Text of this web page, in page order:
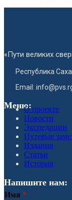
«Пути великих
Республика
Email:
Меню:О проекте
Новости
Экспедиции
Путевые
Издания
Статьи
История
Напишите нам:
Имя *